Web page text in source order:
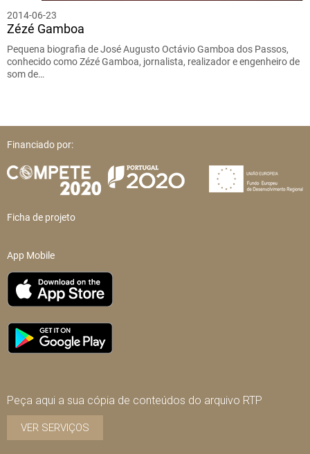
2014-06-23
Zézé Gamboa
Pequena biografia de José Augusto Octávio Gamboa dos Passos,
conhecido como Zézé Gamboa, jornalista, realizador e engenheiro de
som de…
Financiado por:
Ficha de projeto
App Mobile
Peça aqui a sua cópia de conteúdos do arquivo RTP
VER SERVIÇOS